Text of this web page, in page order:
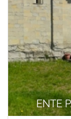
ENTE